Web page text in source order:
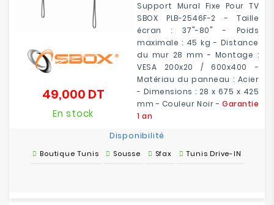
Support Mural Fixe Pour TV
SBOX PLB-2546F-2 - Taille
écran : 37"-80" - Poids
maximale : 45 kg - Distance
du mur 28 mm - Montage :
VESA 200x20 / 600x400 -
Matériau du panneau : Acier
- Dimensions : 28 x 675 x 425
mm - Couleur Noir - Garantie
1 an
49,000 DTPrix
En stock
Disponibilité
Boutique Tunis Sousse Sfax Tunis Drive-IN